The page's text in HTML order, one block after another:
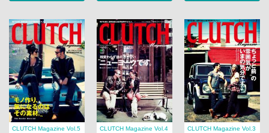
CLUTCH Magazine Vol.5 CLUTCH Magazine Vol.4 CLUTCH Magazine Vol.3